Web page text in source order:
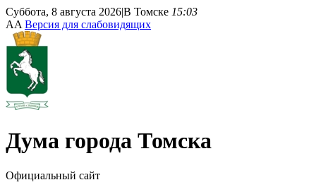
Суббота, 8 августа 2026|В Томске 15:03
AA Версия для слабовидящих
Дума города Томска
Официальный сайт